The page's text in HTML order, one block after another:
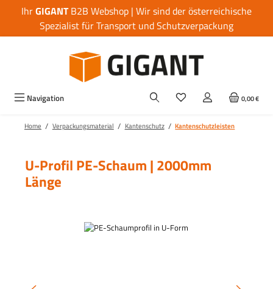
Zum Hauptinhalt springen
IhrGIGANTB2B Webshop | Wir sind der österreichische
Spezialist für Transport und Schutzverpackung
Navigation 0,00 €
Home / Verpackungsmaterial / Kantenschutz / Kantenschutzleisten
U-Profil PE-Schaum | 2000mm
Länge
Bildergalerie überspringen